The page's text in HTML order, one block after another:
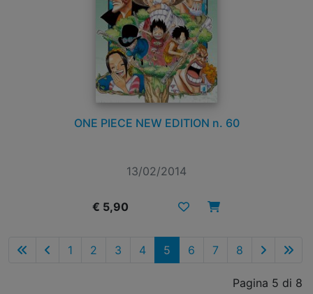
ONE PIECE NEW EDITION n. 60
13/02/2014
€ 5,90
1 2 3 4 5 6 7 8
Pagina 5 di 8